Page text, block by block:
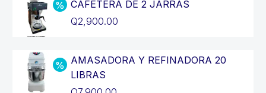
era:
actual
CAFETERA DE 2 JARRAS
El
original
era:
Q2,900.00
precio
actual
AMASADORA Y REFINADORA 20
LIBRAS